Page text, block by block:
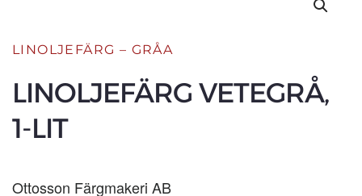
LINOLJEFÄRG – GRÅA
LINOLJEFÄRG VETEGRÅ,
1-LIT
Ottosson Färgmakeri AB